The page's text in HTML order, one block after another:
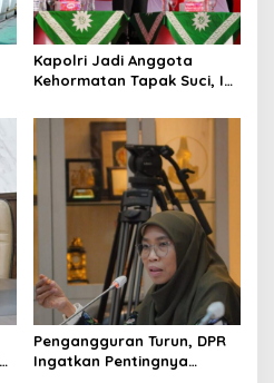
Kapolri Jadi Anggota
Kehormatan Tapak Suci, Ini
Pengangguran Turun, DPR
Ingatkan Pentingnya